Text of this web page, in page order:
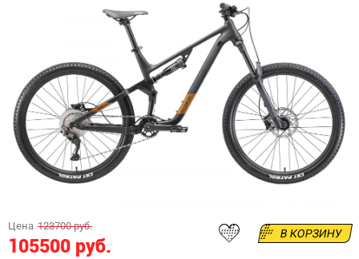
Цена 123700 руб.
105500 руб.
В КОРЗИНУ